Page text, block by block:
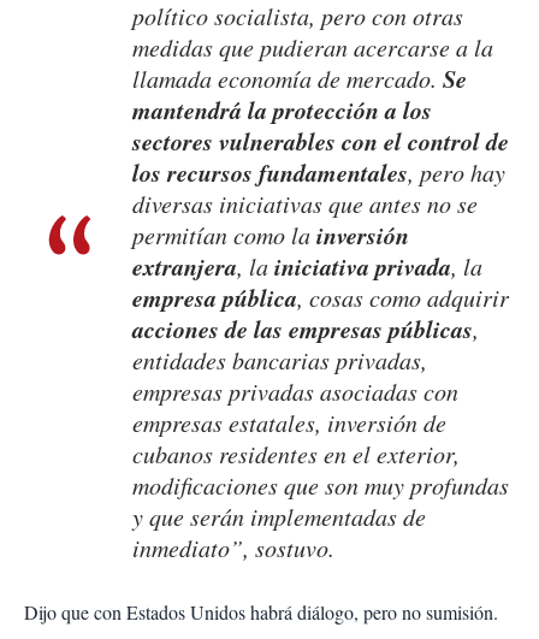
político socialista, pero con otras
medidas que pudieran acercarse a la
llamada economía de mercado. Se
mantendrá la protección a los
sectores vulnerables con el control de
los recursos fundamentales, pero hay
diversas iniciativas que antes no se
permitían como lainversión
extranjera, lainiciativa privada, la
empresa pública, cosas como adquirir
acciones de las empresas públicas,
entidades bancarias privadas,
empresas privadas asociadas con
empresas estatales, inversión de
cubanos residentes en el exterior,
modificaciones que son muy profundas
y que serán implementadas de
inmediato”, sostuvo.
Dijo que con Estados Unidos habrá diálogo, pero no sumisión.